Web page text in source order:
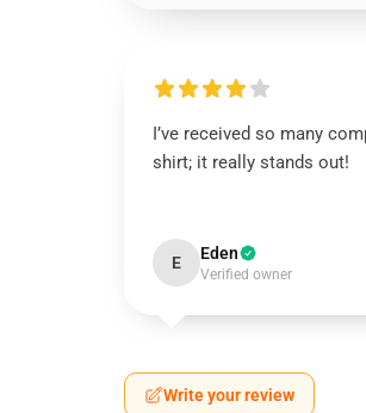
I’ve received so many
shirt; it really stands out!
E Eden
Verified owner
Write your review